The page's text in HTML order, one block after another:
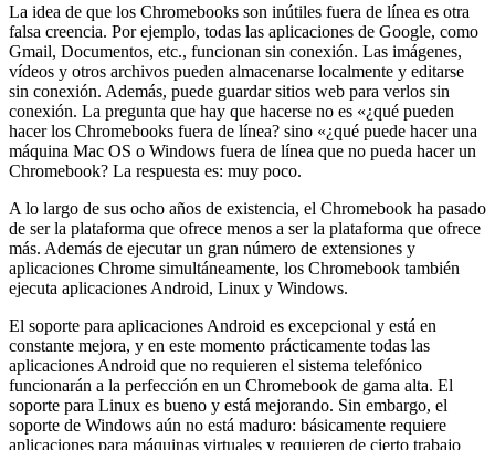
La idea de que los Chromebooks son inútiles fuera de línea es otra
falsa creencia. Por ejemplo, todas las aplicaciones de Google, como
Gmail, Documentos, etc., funcionan sin conexión. Las imágenes,
vídeos y otros archivos pueden almacenarse localmente y editarse
sin conexión. Además, puede guardar sitios web para verlos sin
conexión. La pregunta que hay que hacerse no es «¿qué pueden
hacer los Chromebooks fuera de línea? sino «¿qué puede hacer una
máquina Mac OS o Windows fuera de línea que no pueda hacer un
Chromebook? La respuesta es: muy poco.
A lo largo de sus ocho años de existencia, el Chromebook ha pasado
de ser la plataforma que ofrece menos a ser la plataforma que ofrece
más. Además de ejecutar un gran número de extensiones y
aplicaciones Chrome simultáneamente, los Chromebook también
ejecuta aplicaciones Android, Linux y Windows.
El soporte para aplicaciones Android es excepcional y está en
constante mejora, y en este momento prácticamente todas las
aplicaciones Android que no requieren el sistema telefónico
funcionarán a la perfección en un Chromebook de gama alta. El
soporte para Linux es bueno y está mejorando. Sin embargo, el
soporte de Windows aún no está maduro: básicamente requiere
aplicaciones para máquinas virtuales y requieren de cierto trabajo